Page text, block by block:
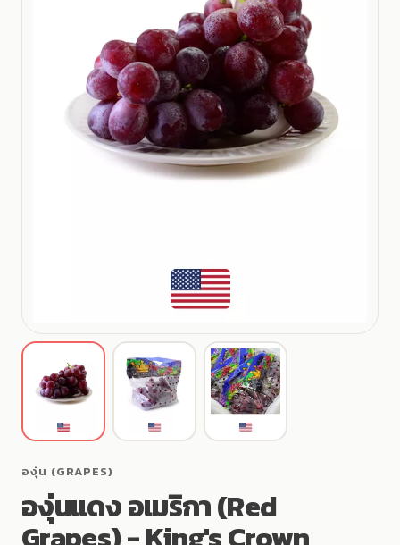
ดู
รูป
สินค้า
ที่
ดู
รูป
สินค้า
ดู
รูป
สินค้า
องุ่น (GRAPES)
องุ่นแดง อเมริกา (Red